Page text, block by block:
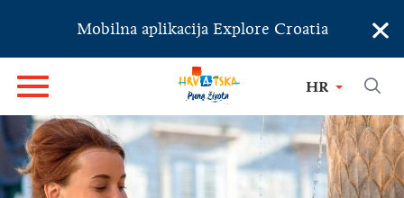
Mobilna aplikacija Explore Croatia ×
HR